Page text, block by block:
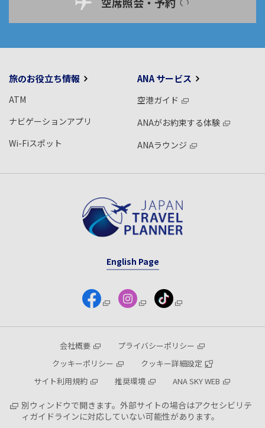
旅のお役立ち情報
ATM
ナビゲーションアプリ
Wi-Fiスポット
ANA サービス
空港ガイド
ANAがお約束する体験
ANAラウンジ
English Page
会社概要
プライバシーポリシー
クッキーポリシー
クッキー詳細設定
サイト利用規約
推奨環境 ANA SKY WEB
別ウィンドウで開きます。外部サイトの場合はアクセシビリテ
ィガイドラインに対応していない可能性があります。